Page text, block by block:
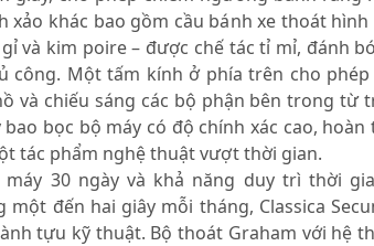
xảo khác bao gồm cầu bánh xe thoát
và kim poire – được chế tác tỉ mỉ, đánh
công. Một tấm kính ở phía trên cho
và chiếu sáng các bộ phận bên trong từ
bao bọc bộ máy có độ chính xác cao,
tác phẩm nghệ thuật vượt thời gian.
máy 30 ngày và khả năng duy trì thời
một đến hai giây mỗi tháng, Classica
tựu kỹ thuật. Bộ thoát Graham với hệ